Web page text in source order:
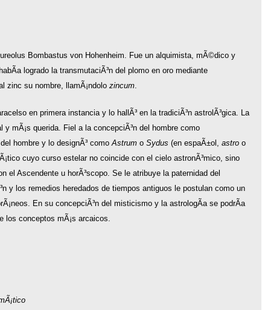
Bombastus von Hohenheim. Fue un alquimista, mÃ©dico y
logrado la transmutaciÃ³n del plomo en oro mediante
zinc su nombre, llamÃ¡ndolo zincum.
en primera instancia y lo hallÃ³ en la tradiciÃ³n astrolÃ³gica. La
mÃ¡s querida. Fiel a la concepciÃ³n del hombre como
hombre y lo designÃ³ comoAstrumo Sydus (en espaÃ±ol, astroo
cuyo curso estelar no coincide con el cielo astronÃ³mico, sino
el Ascendente u horÃ³scopo. Se le atribuye la paternidad del
y los remedios heredados de tiempos antiguos le postulan como un
En su concepciÃ³n del misticismo y la astrologÃ­a se podrÃ­a
los conceptos mÃ¡s arcaicos.